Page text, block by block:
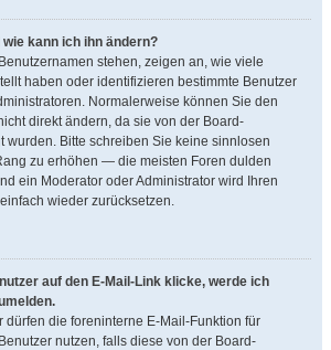
kann ich ihn ändern?
stehen, zeigen an, wie viele
haben oder identifizieren bestimmte Benutzer
Normalerweise können Sie den
direkt ändern, da sie von der Board-
wurden. Bitte schreiben Sie keine sinnlosen
zu erhöhen — die meisten Foren dulden
ein Moderator oder Administrator wird Ihren
wieder zurücksetzen.
auf den E-Mail-Link klicke, werde ich
dürfen die foreninterne E-Mail-Funktion für
nutzen, falls diese von der Board-